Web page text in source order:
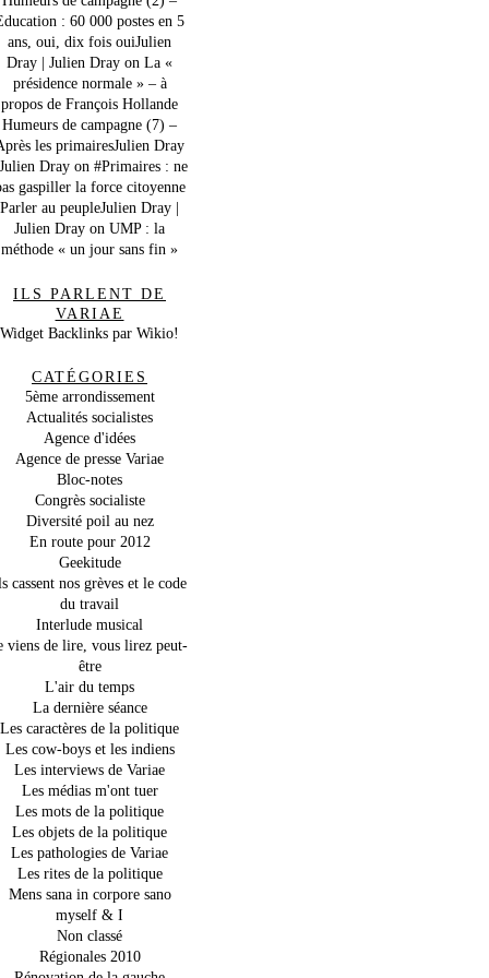
: 60 000 postes en 5
ans, oui, dix fois ouiJulien
Dray | Julien Dray on La «
présidence normale » – à
propos de François Hollande
Humeurs de campagne (7) –
les primairesJulien Dray
Dray on #Primaires : ne
gaspiller la force citoyenne
Parler au peupleJulien Dray |
Julien Dray on UMP : la
méthode « un jour sans fin »
ILS PARLENT DE
VARIAE
Widget Backlinks par Wikio!
CATÉGORIES
5ème arrondissement
Actualités socialistes
Agence d'idées
Agence de presse Variae
Bloc-notes
Congrès socialiste
Diversité poil au nez
En route pour 2012
Geekitude
cassent nos grèves et le code
du travail
Interlude musical
viens de lire, vous lirez peut-
être
L'air du temps
La dernière séance
Les caractères de la politique
Les cow-boys et les indiens
Les interviews de Variae
Les médias m'ont tuer
Les mots de la politique
Les objets de la politique
Les pathologies de Variae
Les rites de la politique
Mens sana in corpore sano
myself & I
Non classé
Régionales 2010